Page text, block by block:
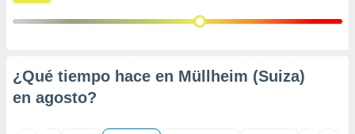
mediante
publicidad
¿Qué tiempo hace en Müllheim (Suiza)
en agosto?